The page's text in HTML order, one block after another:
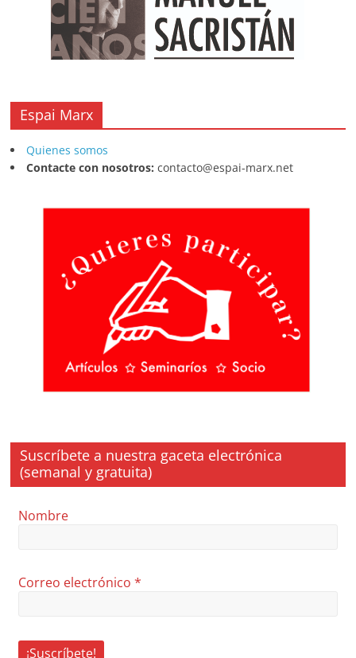
Espai Marx
Quienes somos
Contacte con nosotros: contacto@espai-marx.net
Suscríbete a nuestra gaceta electrónica
(semanal y gratuita)
Nombre
Correo electrónico*